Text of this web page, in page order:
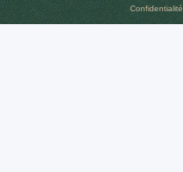
Confidentialité